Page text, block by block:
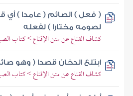
( فعل ) الصائم ( عامدا ) أي
لصومه مختارا ) لفعله
كشاف القناع عن متن الإقناع > كتاب
ابتلع الدخان قصدا ( وهو
كشاف القناع عن متن الإقناع > كتاب